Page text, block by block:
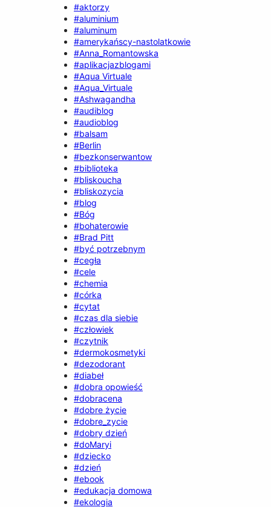
#aktorzy
#aluminium
#aluminum
#amerykańscy-nastolatkowie
#Anna_Romantowska
#aplikacjazblogami
#Aqua Virtuale
#Aqua_Virtuale
#Ashwagandha
#audiblog
#audioblog
#balsam
#Berlin
#bezkonserwantow
#biblioteka
#bliskoucha
#bliskozycia
#blog
#Bóg
#bohaterowie
#Brad Pitt
#być potrzebnym
#cegła
#cele
#chemia
#córka
#cytat
#czas dla siebie
#człowiek
#czytnik
#dermokosmetyki
#dezodorant
#diabeł
#dobra opowieść
#dobracena
#dobre życie
#dobre_zycie
#dobry dzień
#doMaryi
#dziecko
#dzień
#ebook
#edukacja domowa
#ekologia